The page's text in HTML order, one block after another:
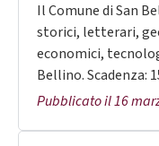
Il Comune di San
storici, letterari,
economici,
Bellino. Scadenza:
Pubblicato il 16